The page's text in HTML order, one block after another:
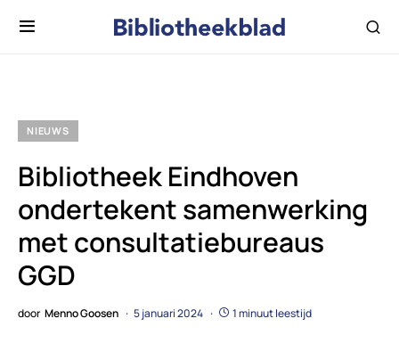
NIEUWS
Bibliotheek Eindhoven
ondertekent samenwerking
met consultatiebureaus
GGD
door Menno Goosen 5 januari 2024 1 minuut leestijd